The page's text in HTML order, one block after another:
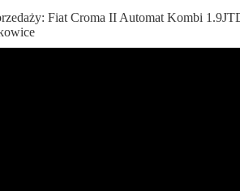
Fiat Croma II Automat Kombi